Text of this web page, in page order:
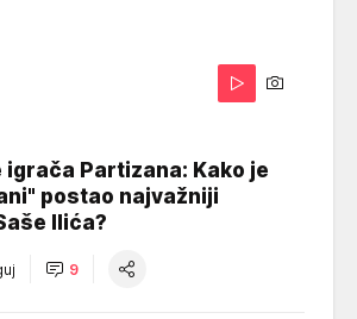
igrača Partizana: Kako je
postao najvažniji
Ilića?
9